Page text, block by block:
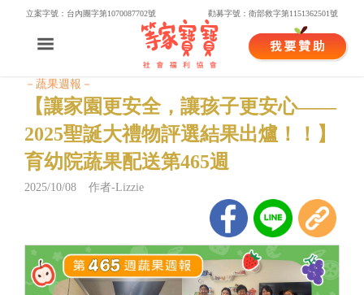
立案字號：台內團字第1070087702號 勸募字號：衛部救字第1151362501號
－蔬果週報－
【讓家園更安全，讓孩子更安心——
2025聖誕大禮物評選結果出爐！！】
育幼院蔬果配送第465週
2025/10/08 作者-Lizzie